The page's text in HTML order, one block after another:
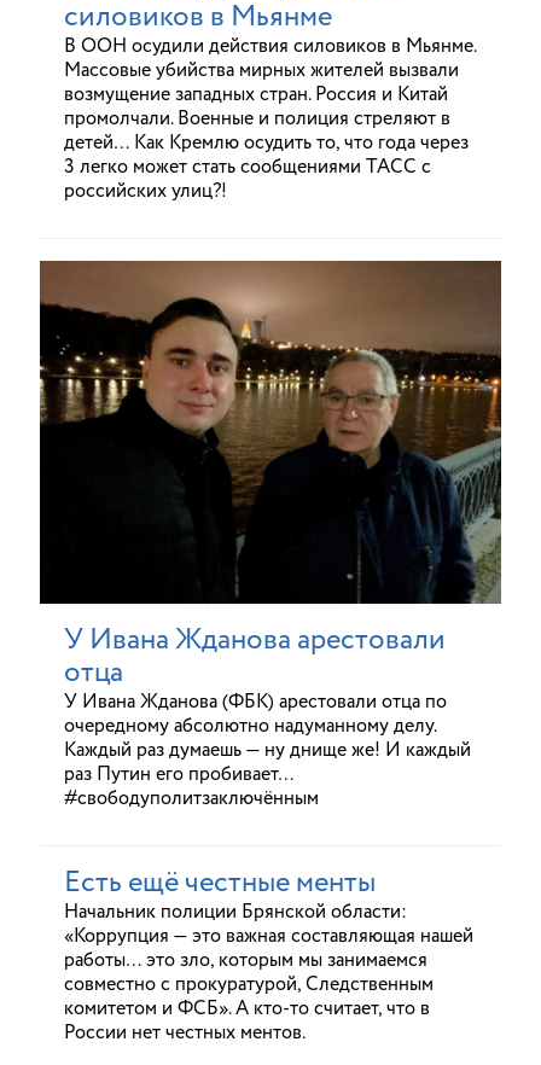
силовиков в Мьянме
В ООН осудили действия силовиков в Мьянме.
Массовые убийства мирных жителей вызвали
возмущение западных стран. Россия и Китай
промолчали. Военные и полиция стреляют в
детей… Как Кремлю осудить то, что года через
3 легко может стать сообщениями ТАСС с
российских улиц?!
У Ивана Жданова арестовали
отца
У Ивана Жданова (ФБК) арестовали отца по
очередному абсолютно надуманному делу.
Каждый раз думаешь — ну днище же! И каждый
раз Путин его пробивает…
#свободуполитзаключённым
Есть ещё честные менты
Начальник полиции Брянской области:
«Коррупция — это важная составляющая нашей
работы… это зло, которым мы занимаемся
совместно с прокуратурой, Следственным
комитетом и ФСБ». А кто-то считает, что в
России нет честных ментов.